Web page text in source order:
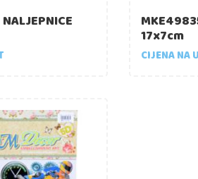
17x7cm
CIJENA NA